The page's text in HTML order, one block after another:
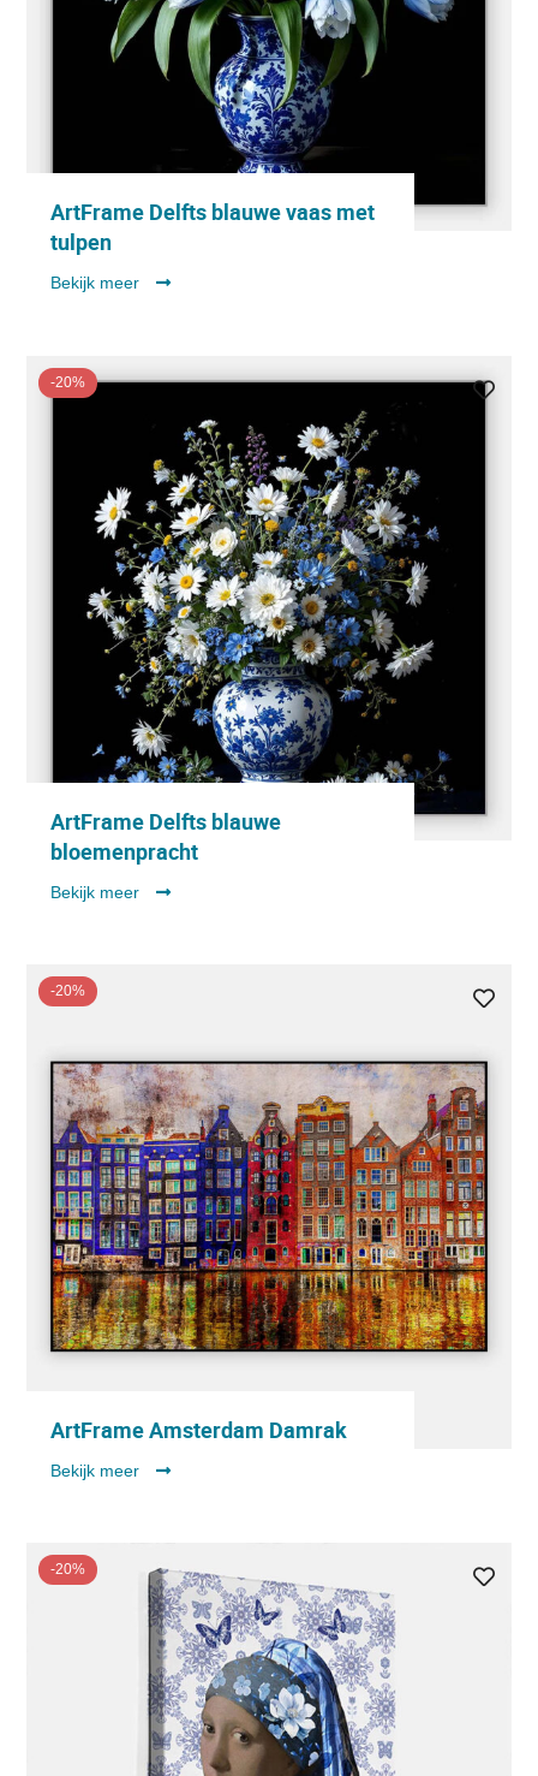
ArtFrame Delfts blauwe vaas met
tulpen
Bekijk meer
-20%
ArtFrame Delfts blauwe
bloemenpracht
Bekijk meer
-20%
ArtFrame Amsterdam Damrak
Bekijk meer
-20%